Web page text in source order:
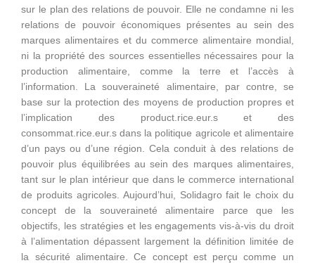
sur le plan des relations de pouvoir. Elle ne condamne ni les
relations de pouvoir économiques présentes au sein des
marques alimentaires et du commerce alimentaire mondial,
ni la propriété des sources essentielles nécessaires pour la
production alimentaire, comme la terre et l’accès à
l’information. La souveraineté alimentaire, par contre, se
base sur la protection des moyens de production propres et
l’implication des product.rice.eur.s et des
consommat.rice.eur.s dans la politique agricole et alimentaire
d’un pays ou d’une région. Cela conduit à des relations de
pouvoir plus équilibrées au sein des marques alimentaires,
tant sur le plan intérieur que dans le commerce international
de produits agricoles. Aujourd’hui, Solidagro fait le choix du
concept de la souveraineté alimentaire parce que les
objectifs, les stratégies et les engagements vis-à-vis du droit
à l’alimentation dépassent largement la définition limitée de
la sécurité alimentaire. Ce concept est perçu comme un